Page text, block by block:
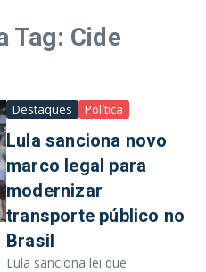
Tag: Cide
Destaques Política
Lula sanciona novo
marco legal para
modernizar
transporte público no
Brasil
Lula sanciona lei que